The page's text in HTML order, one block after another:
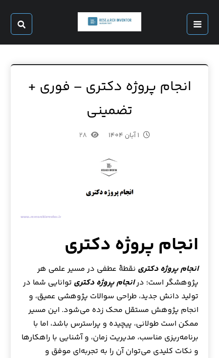
انجام پروژه دکتری – فوری +
تضمینی
۱ آبان ۱۴۰۴ ۲۸
انجام پروژه دکتری
انجام پروژه دکتری نقطهٔ عطفی در مسیر علمی هر
پژوهشگر است؛ درانجام پروژه دکتری توانایی شما در
تولید دانش جدید، طراحی سوالات پژوهشی عمیق، و
انجام پژوهش مستقل محک زده می‌شود. این مسیر
ممکن است طولانی، پیچیده و پراسترس باشد، اما با
برنامه‌ریزی مناسب، مدیریت زمان، و آشنایی با راهکارها
و نکات کلیدی می‌توان آن را به تجربه‌ای موفق و